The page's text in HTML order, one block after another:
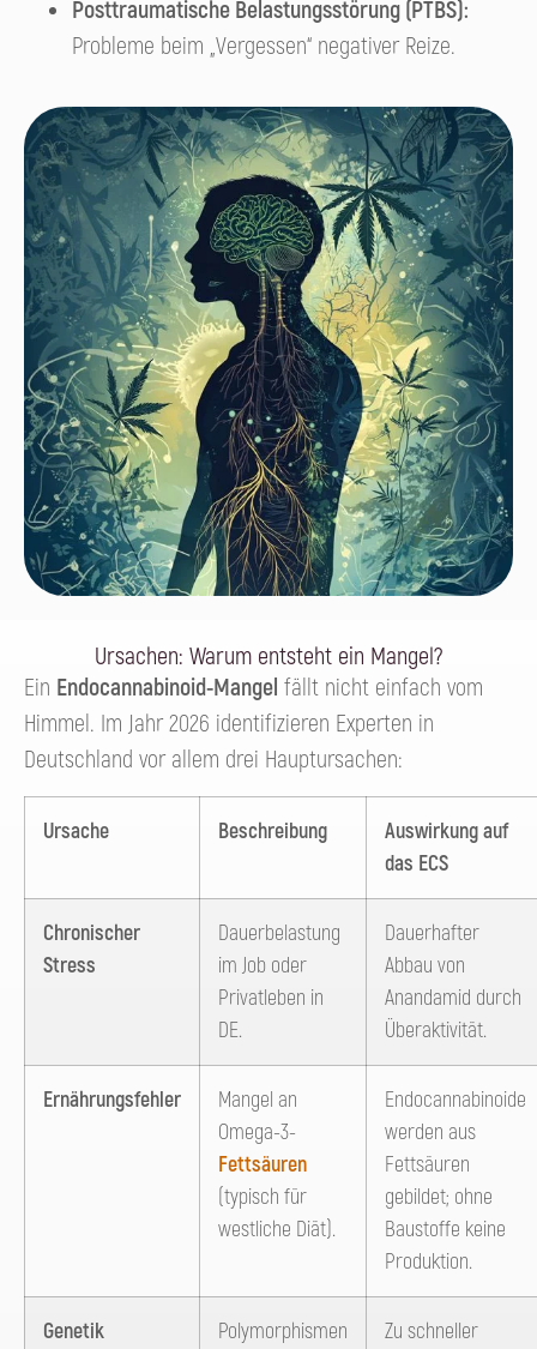
Posttraumatische Belastungsstörung (PTBS):
Probleme beim „Vergessen“ negativer Reize.
Ursachen: Warum entsteht ein Mangel?
Ein Endocannabinoid-Mangel fällt nicht einfach vom
Himmel. Im Jahr 2026 identifizieren Experten in
Deutschland vor allem drei Hauptursachen:
Ursache Beschreibung
Auswirkung auf
das ECS
Chronischer
Stress
Dauerbelastung
im Job oder
Privatleben in
DE.
Dauerhafter
Abbau von
Anandamid durch
Überaktivität.
Ernährungsfehler
Mangel an
Omega-3-
Fettsäuren
(typisch für
westliche Diät).
Endocannabinoide
werden aus
Fettsäuren
gebildet; ohne
Baustoffe keine
Produktion.
Genetik
Polymorphismen
Zu schneller